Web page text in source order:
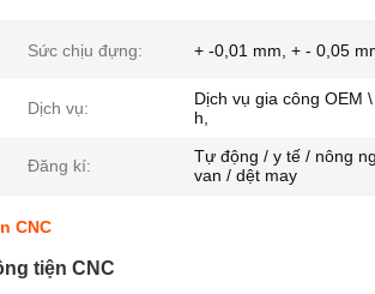
Sức chịu đựng: + -0,01 mm, + - 0,05
Dịch vụ:
Dịch vụ gia công OEM
h,
Đăng kí:
Tự động / y tế / nông
van / dệt may
CNC
tiện CNC